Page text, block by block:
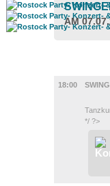
AM
18:00
*/ ?>